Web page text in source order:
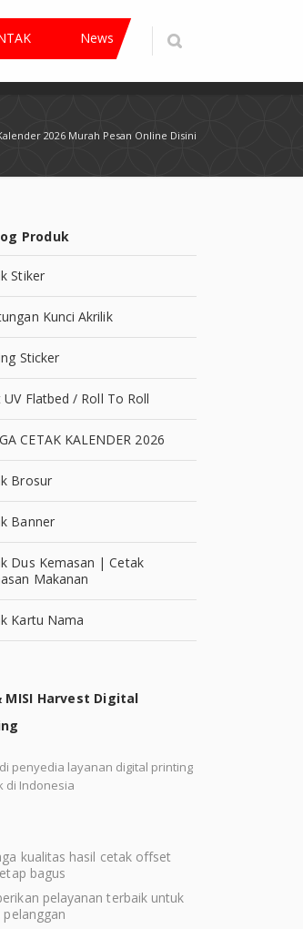
News
2026 Murah Pesan Online Disini
Produk
Stiker
Kunci Akrilik
Sticker
UV Flatbed / Roll To Roll
CETAK KALENDER 2026
Brosur
Banner
Dus Kemasan | Cetak
Makanan
Kartu Nama
MISI Harvest Digital
penyedia layanan digital printing
di Indonesia
kualitas hasil cetak offset
bagus
pelayanan terbaik untuk
pelanggan